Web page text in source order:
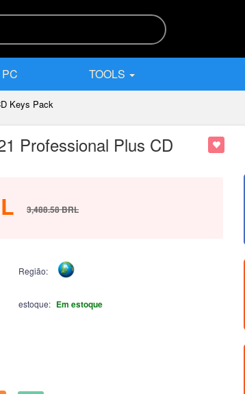
TOOLS
Keys Pack
Professional Plus CD
3,488.58BRL
Região:
estoque: Em estoque